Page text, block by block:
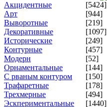
Акцидентные
[5424]
Арт
[944]
Выворотные
[219]
Декоративные
[1097]
Исторические
[249]
Контурные
[457]
Модерн
[52]
Орнаментальные
[144]
С рваным контуром
[150]
Трафаретные
[178]
Трехмерные
[494]
Эскпериментальные
[1440]